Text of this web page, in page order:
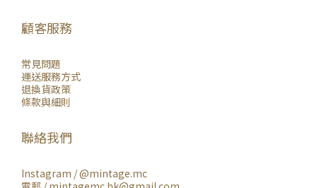
顧客服務
常見問題
運送服務方式
退換貨政策
條款與細則
聯絡我們
Instagram /@mintage.mc